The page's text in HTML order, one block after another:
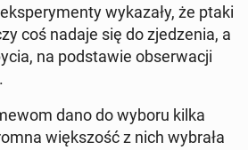
wy­ka­za­ły, że ptaki
coś nadaje się do zje­dze­nia, a
na pod­sta­wie ob­ser­wa­cji
dano do wyboru kilka
więk­szość z nich wybrała